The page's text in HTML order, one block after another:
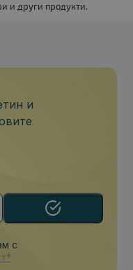
и други продукти.
и
с